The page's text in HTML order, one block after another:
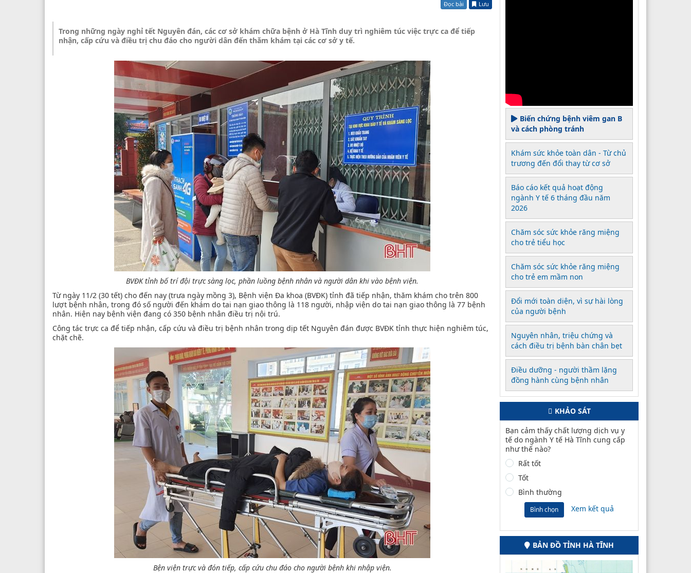
Đọc bài Lưu
Trong những ngày nghỉ tết Nguyên đán, các cơ sở khám chữa bệnh ở Hà Tĩnh duy trì nghiêm túc việc trực ca để tiếp
nhận, cấp cứu và điều trị chu đáo cho người dân đến thăm khám tại các cơ sở y tế.
BVĐK tỉnh bố trí đội trực sàng lọc, phần luồng bệnh nhân và người dân khi vào bệnh viện.
Từ ngày 11/2 (30 tết) cho đến nay (trưa ngày mồng 3), Bệnh viện Đa khoa (BVĐK) tỉnh đã tiếp nhận, thăm khám cho trên 800
lượt bệnh nhân, trong đó số người đến khám do tai nạn giao thông là 118 người, nhập viện do tai nạn giao thông là 77 bệnh
nhân. Hiện nay bệnh viện đang có 350 bệnh nhân điều trị nội trú.
Công tác trực ca để tiếp nhận, cấp cứu và điều trị bệnh nhân trong dịp tết Nguyên đán được BVĐK tỉnh thực hiện nghiêm túc,
chặt chẽ.
Bện viện trực và đón tiếp, cấp cứu chu đáo cho người bệnh khi nhập viện.
Biến chứng bệnh viêm gan B
và cách phòng tránh
Khám sức khỏe toàn dân - Từ chủ
trương đến đổi thay từ cơ sở
Báo cáo kết quả hoạt động
ngành Y tế 6 tháng đầu năm
2026
Chăm sóc sức khỏe răng miệng
cho trẻ tiểu học
Chăm sóc sức khỏe răng miệng
cho trẻ em mầm non
Đổi mới toàn diện, vì sự hài lòng
của người bệnh
Nguyên nhân, triệu chứng và
cách điều trị bệnh bàn chân bẹt
Điều dưỡng - người thầm lặng
đồng hành cùng bệnh nhân
KHẢO SÁT
Bạn cảm thấy chất lượng dịch vụ y
tế do ngành Y tế Hà Tĩnh cung cấp
như thế nào?
Rất tốt
Tốt
Bình thường
Bình chọn Xem kết quả
BẢN ĐỒ TỈNH HÀ TĨNH